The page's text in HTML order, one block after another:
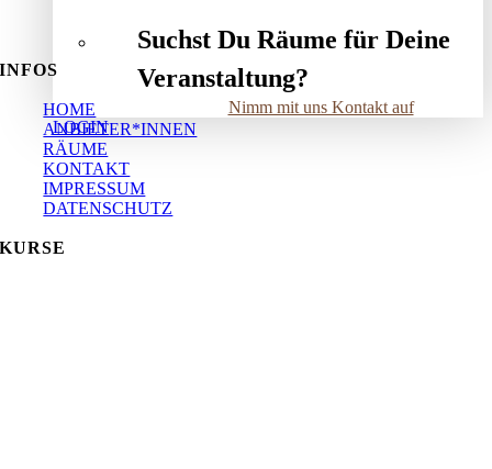
Suchst Du Räume für Deine
Veranstaltung?
Nimm mit uns Kontakt auf
LOGIN
INFOS
HOME
ANBIETER*INNEN
RÄUME
KONTAKT
IMPRESSUM
DATENSCHUTZ
KURSE